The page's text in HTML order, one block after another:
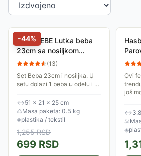
-44%
LUNABEBE Lutka beba
23cm sa nosiljkom
HX389-1 858014
(13)
Set Beba 23cm i nosiljka. U
setu dolazi 1 beba u odelu i 1
↔51 × 21 × 25 cm
⚖Masa paketa: 0.5 kg
◈plastika / tekstil
1,255RSD
699 RSD
Ovi
još
↔
⚖
◈